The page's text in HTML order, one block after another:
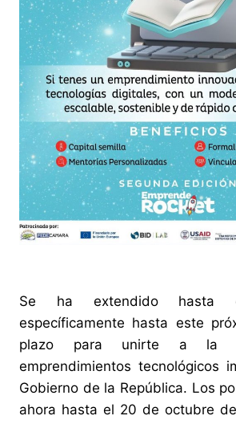
Se ha extendido hasta
específicamente hasta este
plazo para unirte a la
emprendimientos tecnológicos
Gobierno de la República. Los
ahora hasta el 20 de octubre